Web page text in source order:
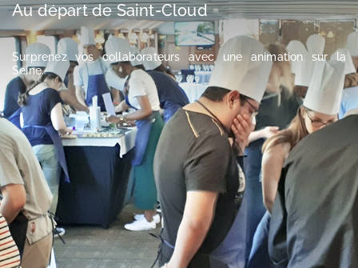
Au départ de Saint-Cloud
Surprenez vos collaborateurs avec une animation sur la
Seine.